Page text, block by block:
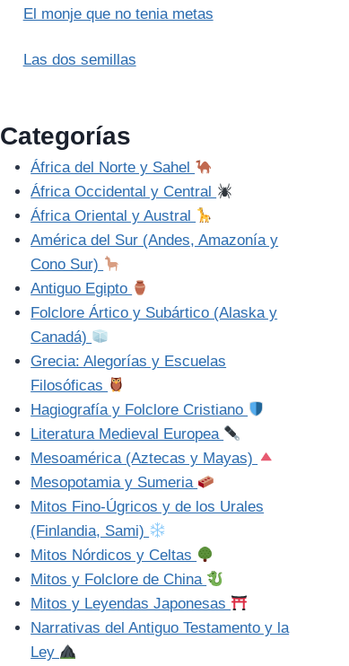
El monje que no tenia metas
Las dos semillas
Categorías
África del Norte y Sahel
África Occidental y Central
África Oriental y Austral
América del Sur (Andes, Amazonía y
Cono Sur)
Antiguo Egipto
Folclore Ártico y Subártico (Alaska y
Canadá)
Grecia: Alegorías y Escuelas
Filosóficas
Hagiografía y Folclore Cristiano
Literatura Medieval Europea
Mesoamérica (Aztecas y Mayas)
Mesopotamia y Sumeria
Mitos Fino-Úgricos y de los Urales
(Finlandia, Sami)
Mitos Nórdicos y Celtas
Mitos y Folclore de China
Mitos y Leyendas Japonesas
Narrativas del Antiguo Testamento y la
Ley